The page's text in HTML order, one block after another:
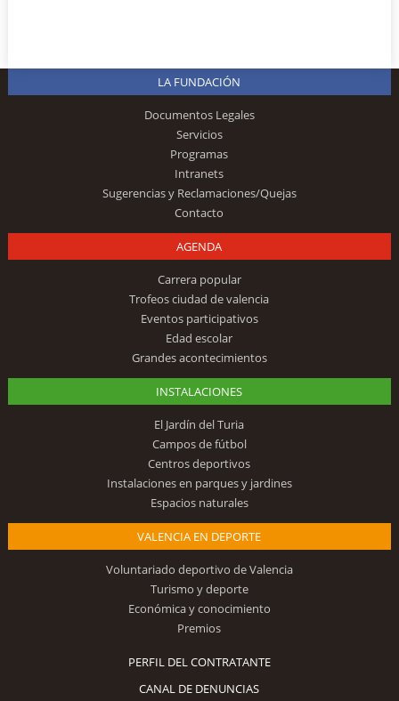
LA FUNDACIÓN
Documentos Legales
Servicios
Programas
Intranets
Sugerencias y Reclamaciones/Quejas
Contacto
AGENDA
Carrera popular
Trofeos ciudad de valencia
Eventos participativos
Edad escolar
Grandes acontecimientos
INSTALACIONES
El Jardín del Turia
Campos de fútbol
Centros deportivos
Instalaciones en parques y jardines
Espacios naturales
VALENCIA EN DEPORTE
Voluntariado deportivo de Valencia
Turismo y deporte
Económica y conocimiento
Premios
PERFIL DEL CONTRATANTE
CANAL DE DENUNCIAS